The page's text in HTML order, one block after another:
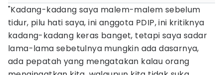
"Kadang-kadang saya malem-malem sebelum
tidur, pilu hati saya, ini anggota PDIP, ini kritiknya
kadang-kadang keras banget, tetapi saya sadar
lama-lama sebetulnya mungkin ada dasarnya,
ada pepatah yang mengatakan kalau orang